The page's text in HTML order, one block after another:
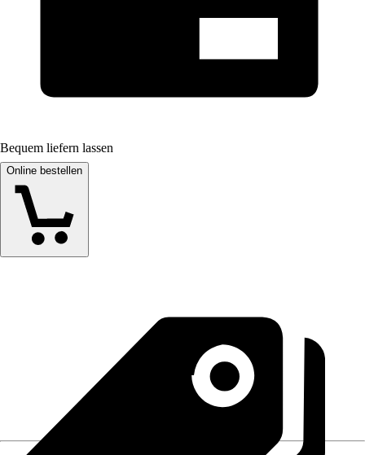
Bequem liefern lassen
Online bestellen